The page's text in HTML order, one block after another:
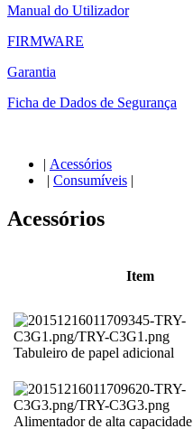
Manual do Utilizador
FIRMWARE
Garantia
Ficha de Dados de Segurança
| Acessórios
| Consumíveis |
Acessórios
Item
Tabuleiro de papel adicional
Alimentador de alta capacidade